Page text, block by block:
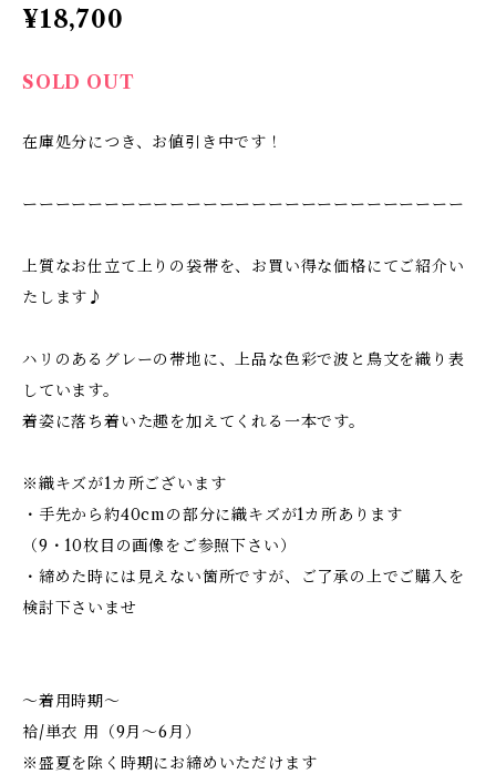
¥18,700
SOLD OUT
在庫処分につき、お値引き中です！
ーーーーーーーーーーーーーーーーーーーーーーーーーーー
上質なお仕立て上りの袋帯を、お買い得な価格にてご紹介い
たします♪
ハリのあるグレーの帯地に、上品な色彩で波と鳥文を織り表
しています。
着姿に落ち着いた趣を加えてくれる一本です。
※織キズが1カ所ございます
・手先から約40cmの部分に織キズが1カ所あります
（9・10枚目の画像をご参照下さい）
・締めた時には見えない箇所ですが、ご了承の上でご購入を
検討下さいませ
～着用時期～
袷/単衣 用（9月～6月）
※盛夏を除く時期にお締めいただけます